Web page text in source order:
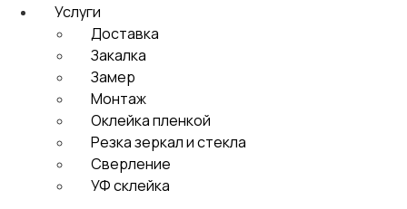
Услуги
Доставка
Закалка
Замер
Монтаж
Оклейка пленкой
Резка зеркал и стекла
Сверление
УФ склейка